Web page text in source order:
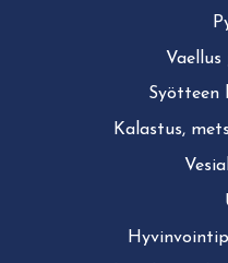
Syötteen
Kalastus,